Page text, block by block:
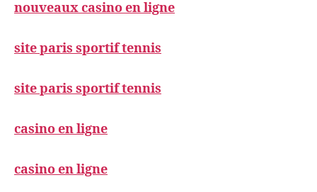
nouveaux casino en ligne
site paris sportif tennis
site paris sportif tennis
casino en ligne
casino en ligne